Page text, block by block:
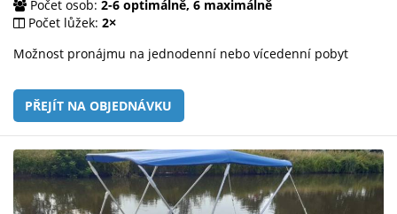
Počet osob: 2-6 optimálně, 6 maximálně
Počet lůžek: 2×
Možnost pronájmu na jednodenní nebo vícedenní pobyt
PŘEJÍT NA OBJEDNÁVKU